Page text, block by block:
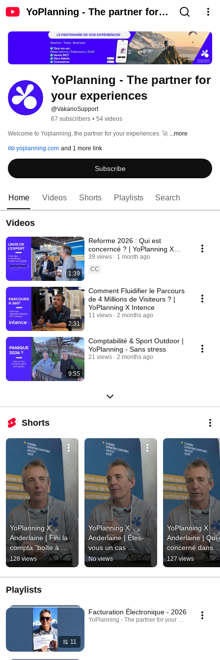
YoPlanning - The partner for
YoPlanning - The partner for
your experiences
@VakarioSupport
67 subscribers • 54 videos
Welcome to Yoplanning, the partner for your experiences. 🚀 ...more
yoplanning.com and 1 more link
Subscribe
Home Videos Shorts Playlists Search
Videos
1:39
Reforme 2026 : Qui est
concerncé ? | YoPlanning X
Anderlaine
39 views
1 month ago
CC
2:31
Comment Fluidifier le Parcours
de 4 Millions de Visiteurs ? |
YoPlanning X Intence
11 views 2 months ago
9:55
Comptabilité & Sport Outdoor |
YoPlanning - Sans stress
21 views 2 months ago
Shorts
YoPlanning X
Anderlaine | Fini la
compta "boîte à
chaussures" !
...partie 5
128 views
YoPlanning X
Anderlaine | Êtes-
vous un cas
particulier ?...partie
4
No views
YoPlanning X
Anderlaine | Qui
concerné dans
l'outdoor
127 views
Playlists
11
Facturation Électronique - 2026
YoPlanning - The partner for your experiences ·